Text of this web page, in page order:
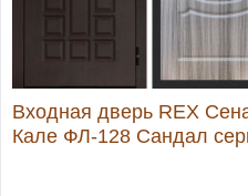
Входная дверь REX
Кале ФЛ-128 Сандал